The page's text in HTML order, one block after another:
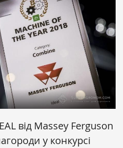
від Massey Ferguson
у конкурсі